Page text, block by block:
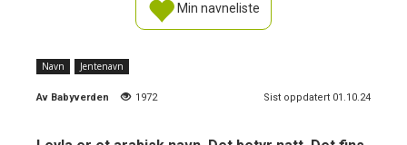
Min navneliste
Navn Jentenavn
Av Babyverden 1972 Sist oppdatert 01.10.24